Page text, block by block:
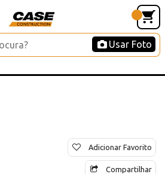
Usar Foto
Adicionar Favorito
Compartilhar